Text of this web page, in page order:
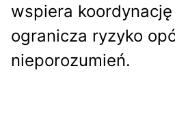
wspiera koordynację
ogranicza ryzyko
nieporozumień.